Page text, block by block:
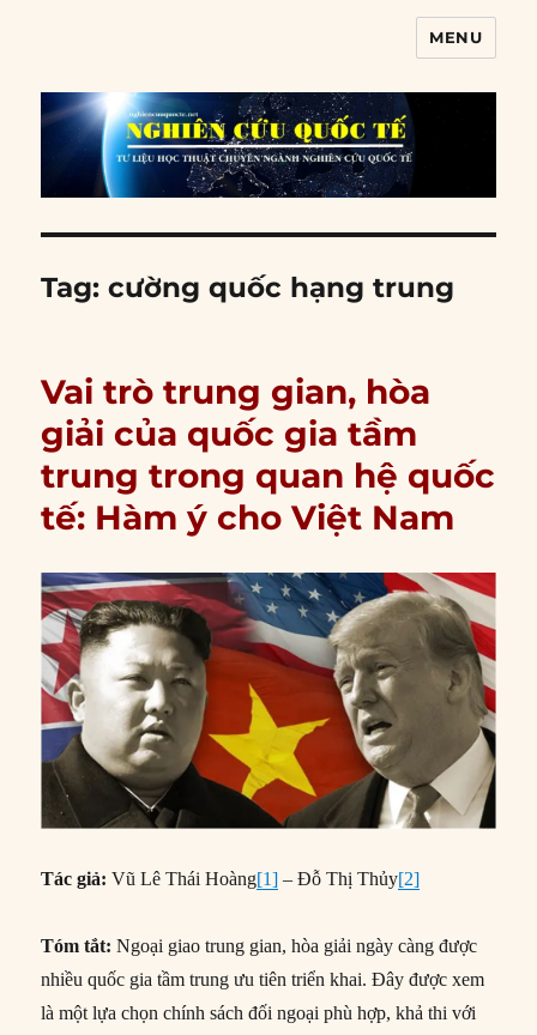
MENU
Tag:cường quốc hạng trung
Vai trò trung gian, hòa
giải của quốc gia tầm
trung trong quan hệ quốc
tế: Hàm ý cho Việt Nam
Tác giả:Vũ Lê Thái Hoàng[1] – Đỗ Thị Thủy[2]
Tóm tắt:Ngoại giao trung gian, hòa giải ngày càng được
nhiều quốc gia tầm trung ưu tiên triển khai. Đây được xem
là một lựa chọn chính sách đối ngoại phù hợp, khả thi với